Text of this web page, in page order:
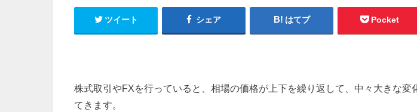
ツイート シェア はてブ Pocket
株式取引やFXを行っていると、相場の価格が上下を繰り返して、中々大きな変
てきます。